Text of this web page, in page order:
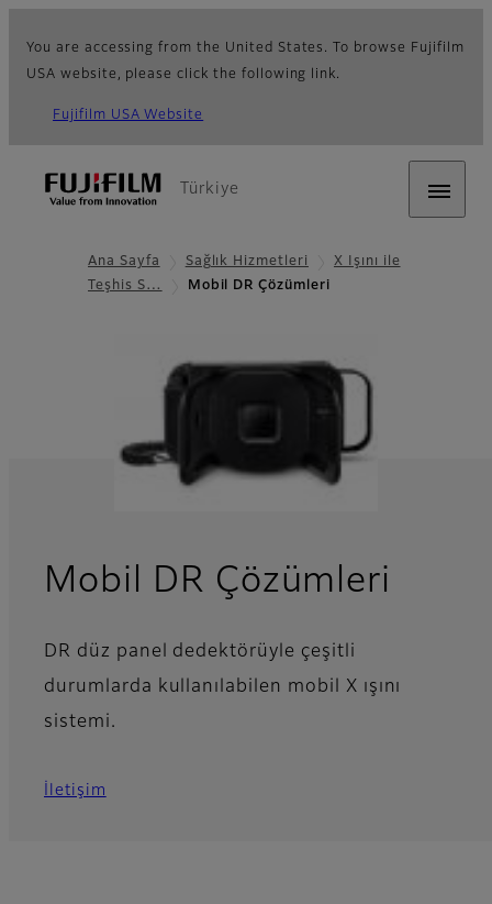
You are accessing from the United States. To browse Fujifilm
USA website, please click the following link.
Fujifilm USA Website
Türkiye
Ana Sayfa Sağlık Hizmetleri
X Işını ile
Teşhis S…
Mobil DR Çözümleri
Mobil DR Çözümleri
DR düz panel dedektörüyle çeşitli
durumlarda kullanılabilen mobil X ışını
sistemi.
İletişim